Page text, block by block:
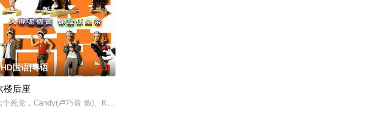
敏感的音乐爱好者和知识分子，在这个行业里则更加艰难，这就是寡言少语的亚历山大（布尔格哈特·
border in a vast featureless dese
HD国语|粤语 4.0
楼后座
个死党，Candy(卢巧音 饰)、Karena(林嘉欣 饰)、梁Wing(周俊伟 饰)、Jean(邓健泓 饰)、Leo(周永恒 饰)、